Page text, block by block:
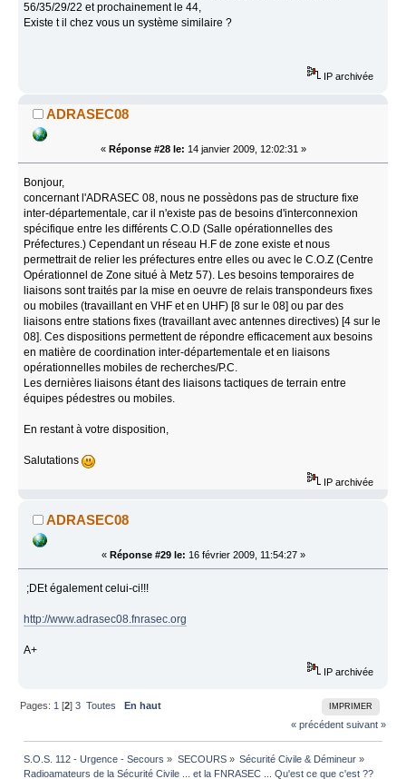
56/35/29/22 et prochainement le 44,
Existe t il chez vous un système similaire ?
IP archivée
ADRASEC08
« Réponse #28 le: 14 janvier 2009, 12:02:31 »
Bonjour,
concernant l'ADRASEC 08, nous ne possèdons pas de structure fixe
inter-départementale, car il n'existe pas de besoins d'interconnexion
spécifique entre les différents C.O.D (Salle opérationnelles des
Préfectures.) Cependant un réseau H.F de zone existe et nous
permettrait de relier les préfectures entre elles ou avec le C.O.Z (Centre
Opérationnel de Zone situé à Metz 57). Les besoins temporaires de
liaisons sont traités par la mise en oeuvre de relais transpondeurs fixes
ou mobiles (travaillant en VHF et en UHF) [8 sur le 08] ou par des
liaisons entre stations fixes (travaillant avec antennes directives) [4 sur le
08]. Ces dispositions permettent de répondre efficacement aux besoins
en matière de coordination inter-départementale et en liaisons
opérationnelles mobiles de recherches/P.C.
Les dernières liaisons étant des liaisons tactiques de terrain entre
équipes pédestres ou mobiles.
En restant à votre disposition,
Salutations
IP archivée
ADRASEC08
« Réponse #29 le: 16 février 2009, 11:54:27 »
;DEt également celui-ci!!!
http://www.adrasec08.fnrasec.org
A+
IP archivée
IMPRIMER
Pages: 1 [2]3 Toutes
En haut
« précédent suivant »
S.O.S. 112 - Urgence - Secours » SECOURS» Sécurité Civile & Démineur»
Radioamateurs de la Sécurité Civile ... et la FNRASEC ... Qu'est ce que c'est ??